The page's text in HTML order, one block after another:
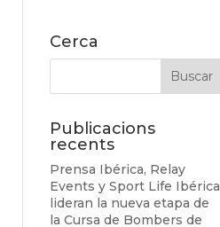
Cerca
Publicacions
recents
Prensa Ibérica, Relay
Events y Sport Life Ibérica
lideran la nueva etapa de
la Cursa de Bombers de